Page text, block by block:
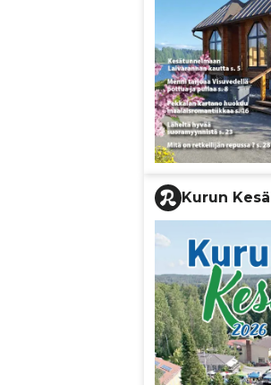
Kurun Kesä